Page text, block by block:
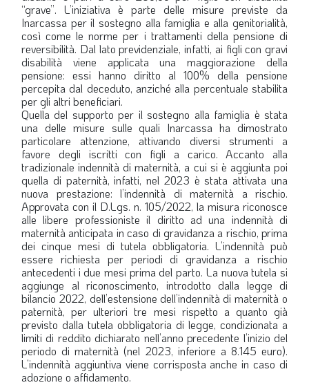
“grave”. L’iniziativa è parte delle misure previste da
Inarcassa per il sostegno alla famiglia e alla genitorialità,
così come le norme per i trattamenti della pensione di
reversibilità. Dal lato previdenziale, infatti, ai figli con gravi
disabilità viene applicata una maggiorazione della
pensione: essi hanno diritto al 100% della pensione
percepita dal deceduto, anziché alla percentuale stabilita
per gli altri beneficiari.
Quella del supporto per il sostegno alla famiglia è stata
una delle misure sulle quali Inarcassa ha dimostrato
particolare attenzione, attivando diversi strumenti a
favore degli iscritti con figli a carico. Accanto alla
tradizionale indennità di maternità, a cui si è aggiunta poi
quella di paternità, infatti, nel 2023 è stata attivata una
nuova prestazione: l’indennità di maternità a rischio.
Approvata con il D.Lgs. n. 105/2022, la misura riconosce
alle libere professioniste il diritto ad una indennità di
maternità anticipata in caso di gravidanza a rischio, prima
dei cinque mesi di tutela obbligatoria. L’indennità può
essere richiesta per periodi di gravidanza a rischio
antecedenti i due mesi prima del parto. La nuova tutela si
aggiunge al riconoscimento, introdotto dalla legge di
bilancio 2022, dell’estensione dell’indennità di maternità o
paternità, per ulteriori tre mesi rispetto a quanto già
previsto dalla tutela obbligatoria di legge, condizionata a
limiti di reddito dichiarato nell’anno precedente l’inizio del
periodo di maternità (nel 2023, inferiore a 8.145 euro).
L’indennità aggiuntiva viene corrisposta anche in caso di
adozione o affidamento.